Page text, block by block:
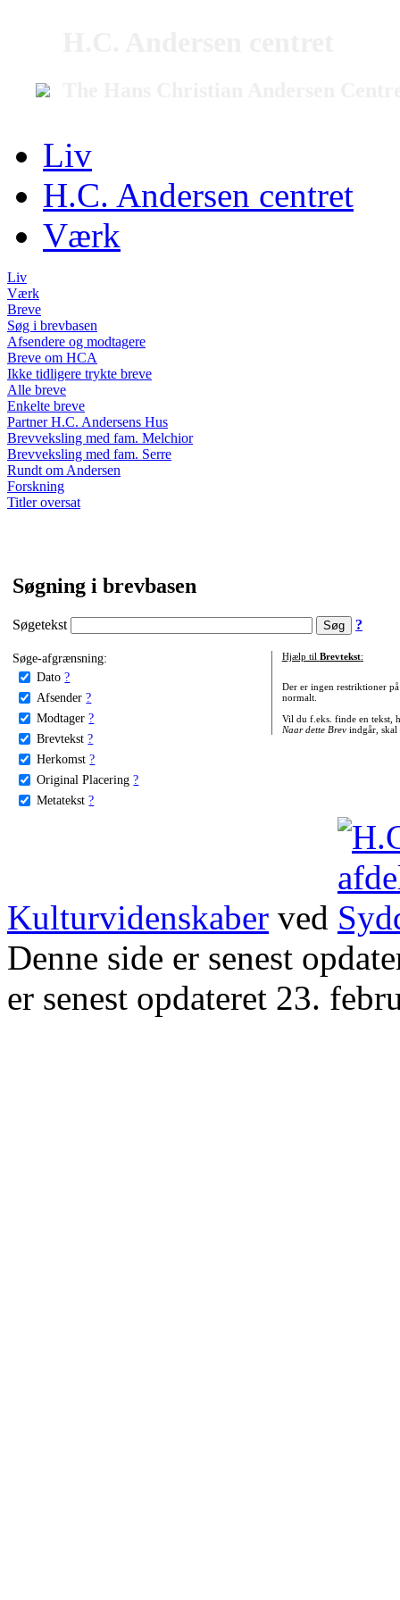
Liv
H.C. Andersen centret
Værk
Liv
Værk
Breve
Søg i brevbasen
Afsendere og modtagere
Breve om HCA
Ikke tidligere trykte breve
Alle breve
Enkelte breve
Partner H.C. Andersens Hus
Brevveksling med fam. Melchior
Brevveksling med fam. Serre
Rundt om Andersen
Forskning
Titler oversat
Søgning i brevbasen
Søgetekst ?
Søge-afgrænsning:
Dato ?
Afsender ?
Modtager ?
Brevtekst ?
Herkomst ?
Original Placering ?
Metatekst ?
Hjælp til Brevtekst:
Der er ingen restriktioner
normalt.
Vil du f.eks. finde en tekst,
Naar dette Brevindgår, skal
Kulturvidenskaber ved
Denne side er senest
er senest opdateret 23.